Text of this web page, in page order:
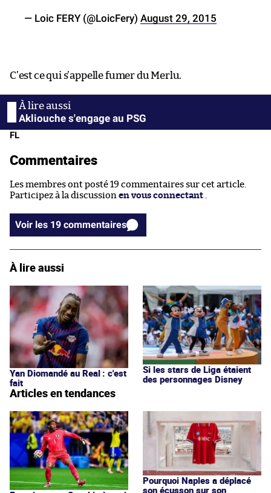
— Loic FERY (@LoicFery) August 29, 2015
C’est ce qui s’appelle fumer du Merlu.
Akliouche s'engage au PSG
FL
Commentaires
Les membres ont posté 19 commentaires sur cet article.
Participez à la discussion en vous connectant
Voir les 19 commentaires
À lire aussi
Yan Diomandé au Real : c'est
fait
Si les stars de Liga étaient
des personnages Disney
Articles en tendances
Pourquoi Naples a déplacé
son écusson sur son